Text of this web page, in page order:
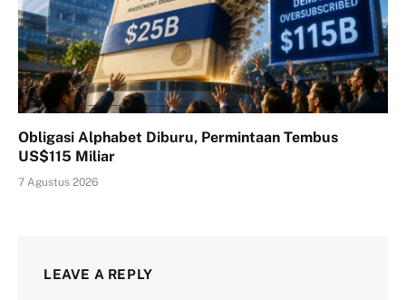
Obligasi Alphabet Diburu, Permintaan Tembus
US$115 Miliar
7 Agustus 2026
LEAVE A REPLY